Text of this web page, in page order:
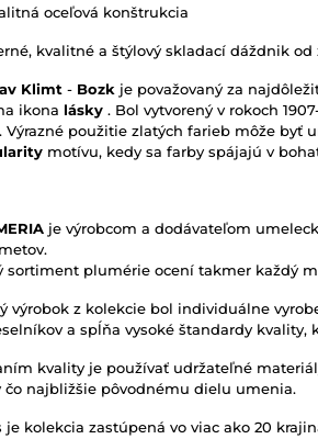
oceľová konštrukcia
kvalitné a štýlový skladací dáždnik od
Klimt - Bozk je považovaný za
ikona lásky . Bol vytvorený v rokoch
. Výrazné použitie zlatých farieb môže byť
motívu, kedy sa farby spájajú v
je výrobcom a dodávateľom
sortiment plumérie ocení takmer každý
výrobok z kolekcie bol individuálne
a spĺňa vysoké štandardy kvality,
kvality je používať udržateľné
čo najbližšie pôvodnému dielu umenia.
je kolekcia zastúpená vo viac ako 20